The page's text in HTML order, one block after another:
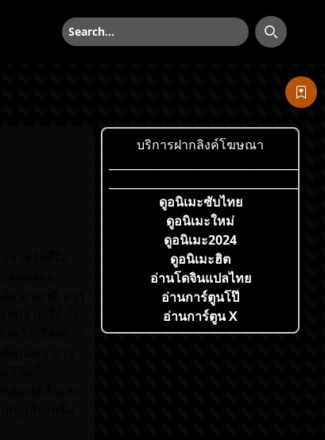
ค้นหา ค้นหา
บริการฝากลิงค์โฆษณา
ดูอนิเมะซับไทย
ดูอนิเมะใหม่
ดูอนิเมะ2024
ดูอนิเมะฮิต
อ่านโดจินแปลไทย
อ่านการ์ตูนโป๊
อ่านการ์ตูน X